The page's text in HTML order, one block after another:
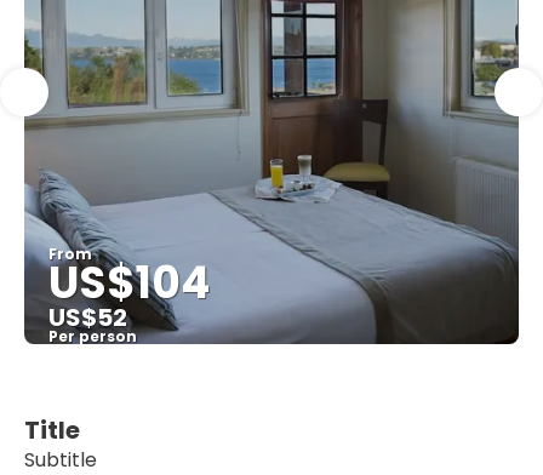
From
US$104
US$52
Per person
Title
Subtitle